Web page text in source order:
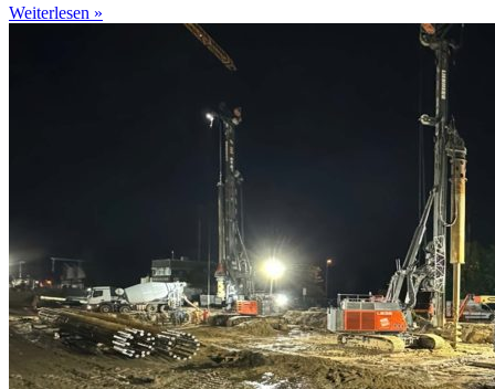
Weiterlesen »